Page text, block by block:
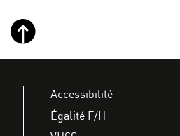
Retour haut de page
Accessibilité
Égalité F/H